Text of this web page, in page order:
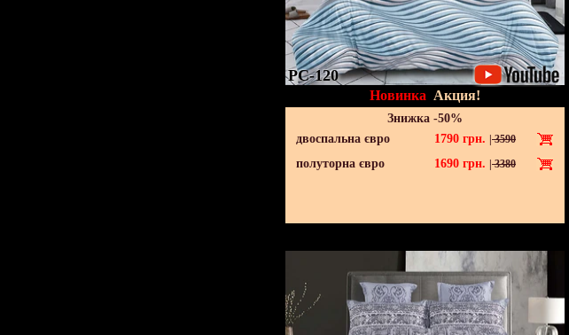
PC-120
Новинка Акция!
Знижка -50%
двоспальна євро
1790 грн. 3590
полуторна євро 1690 грн. 3380